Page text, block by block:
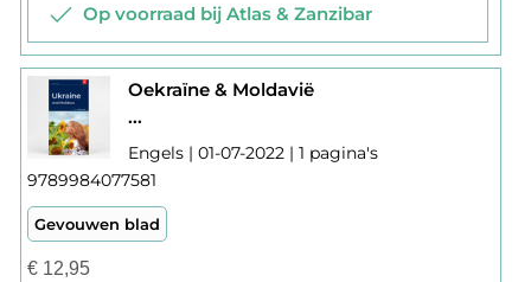
Op voorraad bij Atlas & Zanzibar
Oekraïne & Moldavië
...
Engels | 01-07-2022 | 1 pagina's
9789984077581
Gevouwen blad
€12,95